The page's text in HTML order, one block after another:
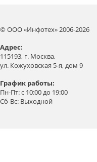
© ООО «Инфотех» 2006-2026
Aдрес:
115193, г. Москва,
ул. Кожуховская 5-я, дом 9
График работы:
Пн-Пт: с 10:00 до 19:00
Сб-Вс: Выходной